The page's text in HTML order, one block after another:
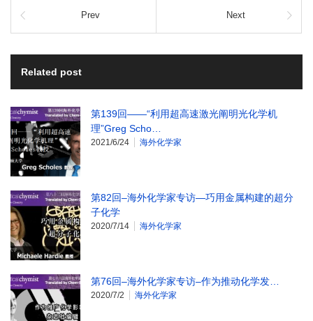
Prev Next
Related post
第139回——“利用超高速激光阐明光化学机
理”Greg Scho…
2021/6/24 海外化学家
第82回–海外化学家专访—巧用金属构建的超分
子化学
2020/7/14 海外化学家
第76回–海外化学家专访–作为推动化学发…
2020/7/2 海外化学家